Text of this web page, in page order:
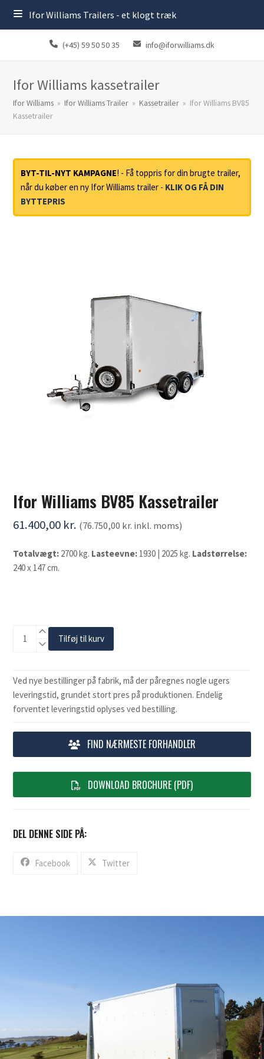
Ifor Williams Trailers - et klogt træk
(+45) 59 50 50 35 info@iforwilliams.dk
Ifor Williams kassetrailer
Ifor Williams » Ifor Williams Trailer » Kassetrailer » Ifor Williams BV85
Kassetrailer
BYT-TIL-NYT KAMPAGNE! - Få toppris for din brugte trailer,
når du køber en ny Ifor Williams trailer - KLIK OG FÅ DIN
BYTTEPRIS
Ifor Williams BV85 Kassetrailer
61.400,00 kr. (76.750,00 kr. inkl. moms)
Totalvægt: 2700 kg. Lasteevne: 1930 | 2025 kg. Ladstørrelse:
240 x 147 cm.
Williams
Tilføj til kurv
Ved nye bestillinger på fabrik, må der påregnes nogle ugers
leveringstid, grundet stort pres på produktionen. Endelig
forventet leveringstid oplyses ved bestilling.
FIND NÆRMESTE FORHANDLER
DOWNLOAD BROCHURE (PDF)
DEL DENNE SIDE PÅ:
Facebook Twitter